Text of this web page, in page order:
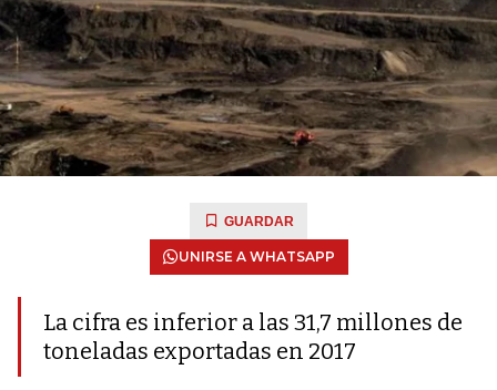
GUARDAR
UNIRSE A WHATSAPP
La cifra es inferior a las 31,7 millones de
toneladas exportadas en 2017